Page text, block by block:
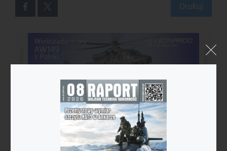
Drukuj
Reklama
Reklama